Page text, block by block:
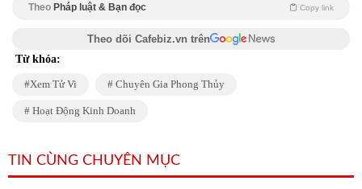
Theo Pháp luật & Bạn đọc Copy link
Theo dõi Cafebiz.vn trên
Từ khóa:
Xem Tử Vi Chuyên Gia Phong Thủy
Hoạt Động Kinh Doanh
TIN CÙNG CHUYÊN MỤC